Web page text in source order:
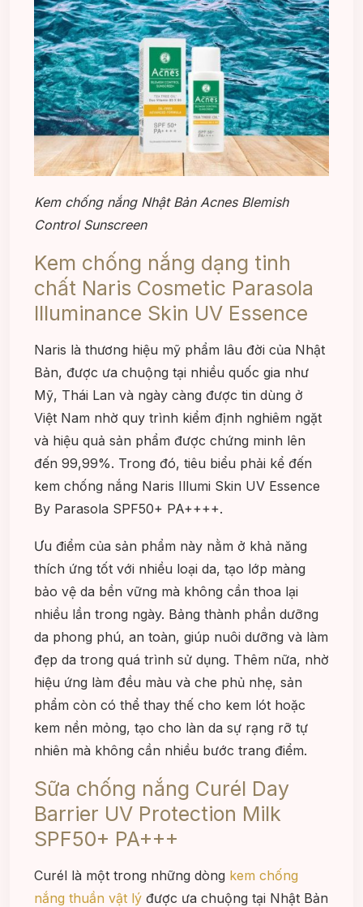
Kem chống nắng Nhật Bản Acnes Blemish
Control Sunscreen
Kem chống nắng dạng tinh
chất Naris Cosmetic Parasola
Illuminance Skin UV Essence
Naris là thương hiệu mỹ phẩm lâu đời của Nhật
Bản, được ưa chuộng tại nhiều quốc gia như
Mỹ, Thái Lan và ngày càng được tin dùng ở
Việt Nam nhờ quy trình kiểm định nghiêm ngặt
và hiệu quả sản phẩm được chứng minh lên
đến 99,99%. Trong đó, tiêu biểu phải kể đến
kem chống nắng Naris Illumi Skin UV Essence
By Parasola SPF50+ PA++++.
Ưu điểm của sản phẩm này nằm ở khả năng
thích ứng tốt với nhiều loại da, tạo lớp màng
bảo vệ da bền vững mà không cần thoa lại
nhiều lần trong ngày. Bảng thành phần dưỡng
da phong phú, an toàn, giúp nuôi dưỡng và làm
đẹp da trong quá trình sử dụng. Thêm nữa, nhờ
hiệu ứng làm đều màu và che phủ nhẹ, sản
phẩm còn có thể thay thế cho kem lót hoặc
kem nền mỏng, tạo cho làn da sự rạng rỡ tự
nhiên mà không cần nhiều bước trang điểm.
Sữa chống nắng Curél Day
Barrier UV Protection Milk
SPF50+ PA+++
Curél là một trong những dòng kem chống
nắng thuần vật lý được ưa chuộng tại Nhật Bản